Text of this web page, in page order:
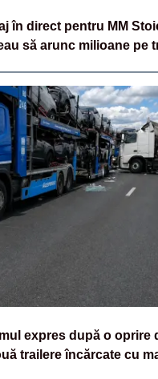
în direct pentru MM
să arunc milioane pe
expres după o oprire
trailere încărcate cu